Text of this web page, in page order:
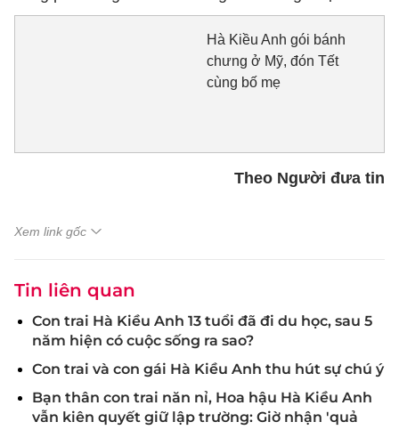
Hà Kiều Anh gói bánh
chưng ở Mỹ, đón Tết
cùng bố mẹ
Theo Người đưa tin
Xem link gốc
Tin liên quan
Con trai Hà Kiều Anh 13 tuổi đã đi du học, sau 5
năm hiện có cuộc sống ra sao?
Con trai và con gái Hà Kiều Anh thu hút sự chú ý
Bạn thân con trai năn nỉ, Hoa hậu Hà Kiều Anh
vẫn kiên quyết giữ lập trường: Giờ nhận 'quả